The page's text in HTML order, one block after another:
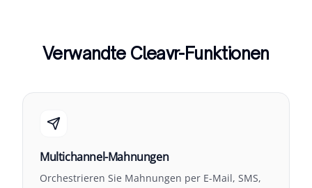
Verwandte Cleavr-Funktionen
Multichannel-Mahnungen
Orchestrieren Sie Mahnungen per E-Mail, SMS,